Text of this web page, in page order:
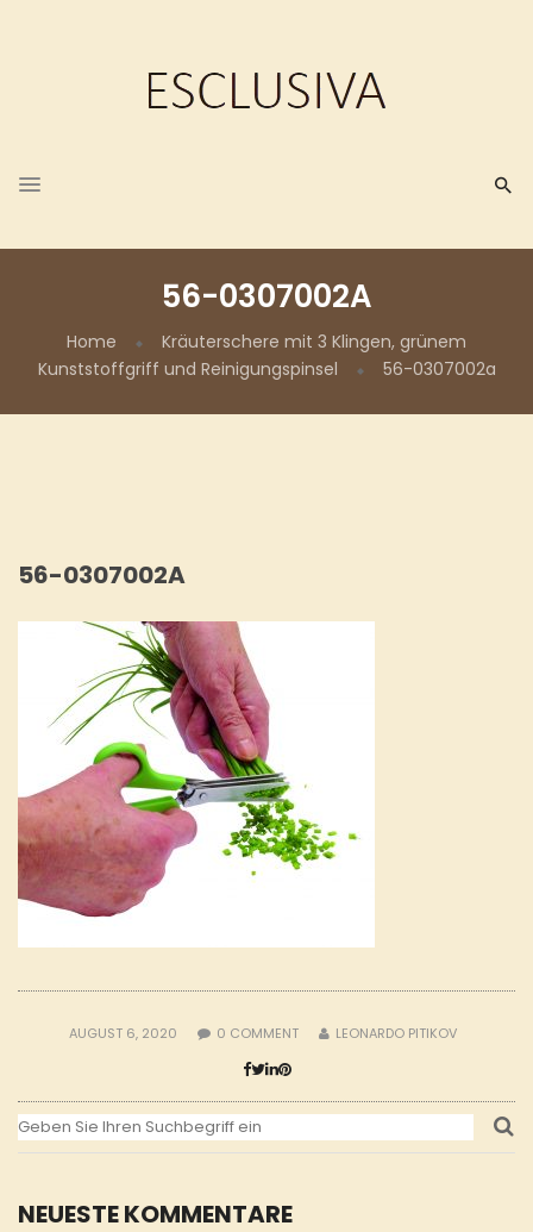
56-0307002A
Home
Kräuterschere mit 3 Klingen, grünem
Kunststoffgriff und Reinigungspinsel
56-0307002a
NEUESTE KOMMENTARE
56-0307002A
AUGUST 6, 2020 0 COMMENT LEONARDO PITIKOV